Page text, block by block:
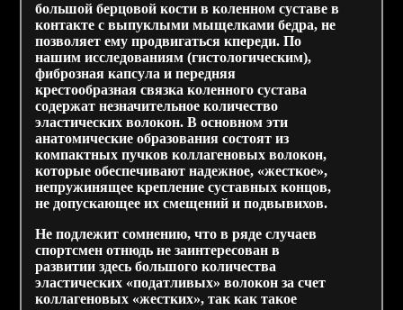
большой берцовой кости в коленном суставе в
контакте с выпуклыми мыщелками бедра, не
позволяет ему продвигаться кпереди. По
нашим исследованиям (гистологическим),
фиброзная капсула и передняя
крестообразная связка коленного сустава
содержат незначительное количество
эластических волокон. В основном эти
анатомические образования состоят из
компактных пучков коллагеновых волокон,
которые обеспечивают надежное, «жесткое»,
непружинящее крепление суставных концов,
не допускающее их смещений и подвывихов.
Не подлежит сомнению, что в ряде случаев
спортсмен отнюдь не заинтересован в
развитии здесь большого количества
эластических «податливых» волокон за счет
коллагеновых «жестких», так как такое